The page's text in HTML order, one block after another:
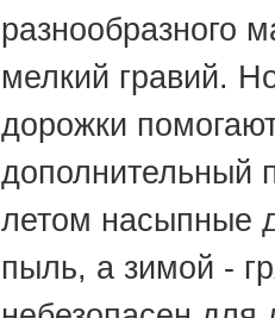
разнообразного
мелкий гравий.
дорожки
дополнительный
летом насыпные
пыль, а зимой -